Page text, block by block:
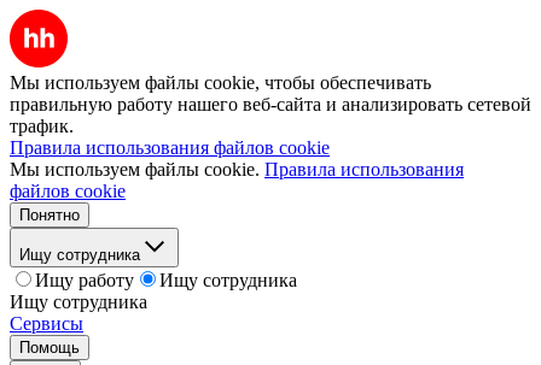
Мы используем файлы cookie, чтобы обеспечивать
правильную работу нашего веб-сайта и анализировать сетевой
трафик.
Правила использования файлов cookie
Мы используем файлы cookie. Правила использования
файлов cookie
Понятно
Ищу сотрудника
Ищу работу
Ищу сотрудника
Ищу сотрудника
Сервисы
Помощь